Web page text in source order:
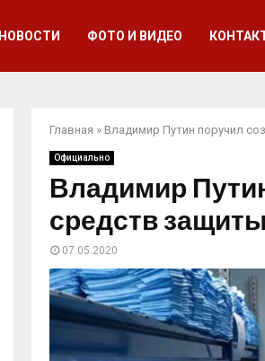
НОВОСТИ ФОТО И ВИДЕО
Главная » Владимир Путин поручил
Официально
Владимир
средств
07.05.2020